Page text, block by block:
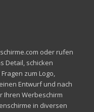
oder rufen
Detail, schicken
zum Logo,
Entwurf und nach
Ihren Werbeschirm
in diversen